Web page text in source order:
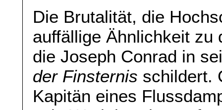
Die Brutalität, die
auffällige Ähnlichkeit zu
die Joseph Conrad in
der Finsternis schildert.
Kapitän eines